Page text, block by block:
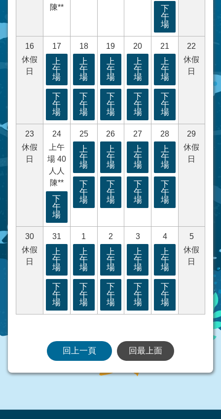
陳**
下
午
場
16
休假
日
17
上
午
場
下
午
場
18
上
午
場
下
午
場
19
上
午
場
下
午
場
20
上
午
場
下
午
場
21
上
午
場
下
午
場
22
休假
日
23
休假
日
24
上午
場 40
人人
陳**
下
午
場
25
上
午
場
下
午
場
26
上
午
場
下
午
場
27
上
午
場
下
午
場
28
上
午
場
下
午
場
29
休假
日
30
休假
日
31
上
午
場
下
午
場
1
上
午
場
下
午
場
2
上
午
場
下
午
場
3
上
午
場
下
午
場
4
上
午
場
下
午
場
5
休假
日
回上一頁 回最上面